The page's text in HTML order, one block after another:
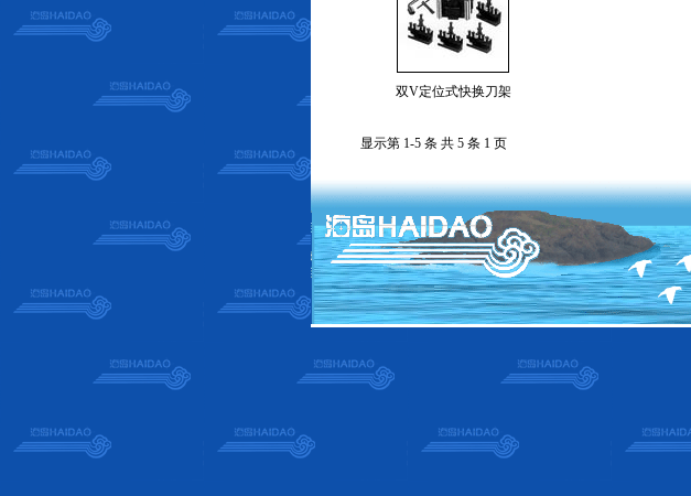
双V定位式快换刀架
显示第 1-5 条 共 5 条 1 页